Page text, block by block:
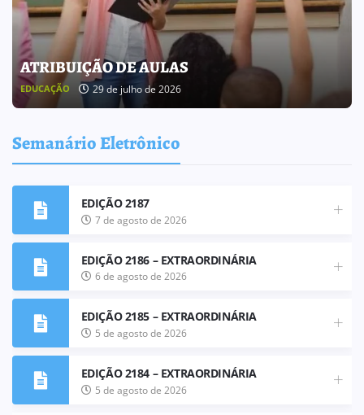
BOLETIM INFORMATIVO 238
BOLETIM INFORMATIVO 25 de julho de 2026
Semanário Eletrônico
EDIÇÃO 2187
7 de agosto de 2026
EDIÇÃO 2186 – EXTRAORDINÁRIA
6 de agosto de 2026
EDIÇÃO 2185 – EXTRAORDINÁRIA
5 de agosto de 2026
EDIÇÃO 2184 – EXTRAORDINÁRIA
5 de agosto de 2026